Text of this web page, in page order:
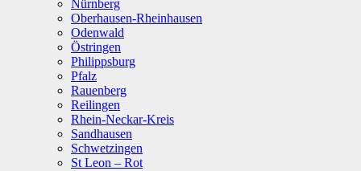
Nürnberg
Oberhausen-Rheinhausen
Odenwald
Östringen
Philippsburg
Pfalz
Rauenberg
Reilingen
Rhein-Neckar-Kreis
Sandhausen
Schwetzingen
St Leon – Rot